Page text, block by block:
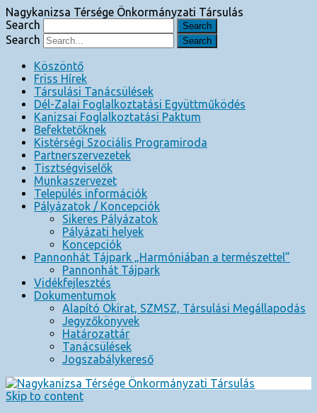
Nagykanizsa Térsége Önkormányzati Társulás
Search
Search
Köszöntő
Friss Hírek
Társulási Tanácsülések
Dél-Zalai Foglalkoztatási Együttműködés
Kanizsai Foglalkoztatási Paktum
Befektetőknek
Kistérségi Szociális Programiroda
Partnerszervezetek
Tisztségviselők
Munkaszervezet
Település információk
Pályázatok / Koncepciók
Sikeres Pályázatok
Pályázati helyek
Koncepciók
Pannonhát Tájpark „Harmóniában a természettel”
Pannonhát Tájpark
Vidékfejlesztés
Dokumentumok
Alapító Okirat, SZMSZ, Társulási Megállapodás
Jegyzőkönyvek
Határozattár
Tanácsülések
Jogszabálykereső
Skip to content